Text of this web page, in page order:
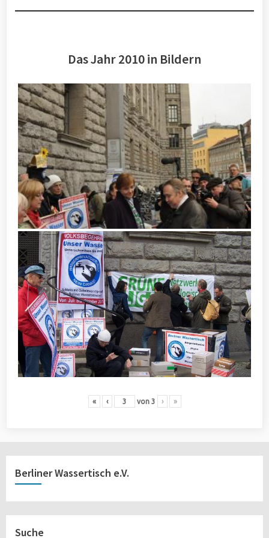
Das Jahr 2010 in Bildern
« ‹ von 3 › »
Berliner Wassertisch e.V.
Suche